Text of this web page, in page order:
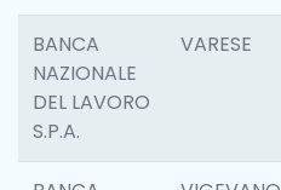
BANCA
NAZIONALE
DEL LAVORO
S.P.A.
VARESE